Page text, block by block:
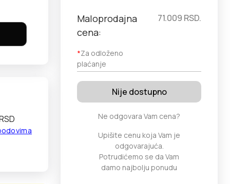
Maloprodajna
cena:
*Za odloženo
plaćanje
71.009 RSD.
Nije dostupno
Ne odgovara Vam cena?
Upišite cenu koja Vam je
odgovarajuća.
Potrudićemo se da Vam
damo najbolju ponudu